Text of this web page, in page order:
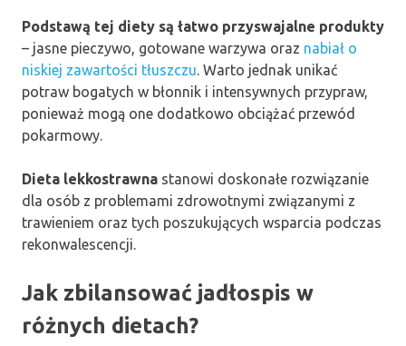
Podstawą tej diety są łatwo przyswajalne produkty
– jasne pieczywo, gotowane warzywa oraz nabiał o
niskiej zawartości tłuszczu . Warto jednak unikać
potraw bogatych w błonnik i intensywnych przypraw,
ponieważ mogą one dodatkowo obciążać przewód
pokarmowy.
Dieta lekkostrawna stanowi doskonałe rozwiązanie
dla osób z problemami zdrowotnymi związanymi z
trawieniem oraz tych poszukujących wsparcia podczas
rekonwalescencji.
Jak zbilansować jadłospis w
różnych dietach?